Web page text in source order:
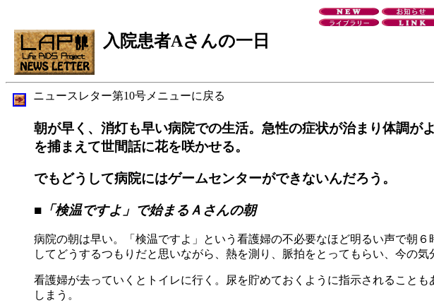
入院患者Aさんの一日
ニュースレター第10号メニューに戻る
朝が早く、消灯も早い病院での生活。急性の症状が治まり体調が
を捕まえて世間話に花を咲かせる。
でもどうして病院にはゲームセンターができないんだろう。
■「検温ですよ」で始まるＡさんの朝
病院の朝は早い。「検温ですよ」という看護婦の不必要なほど明るい声で朝
してどうするつもりだと思いながら、熱を測り、脈拍をとってもらい、今の気
看護婦が去っていくとトイレに行く。尿を貯めておくように指示されること
しまう。